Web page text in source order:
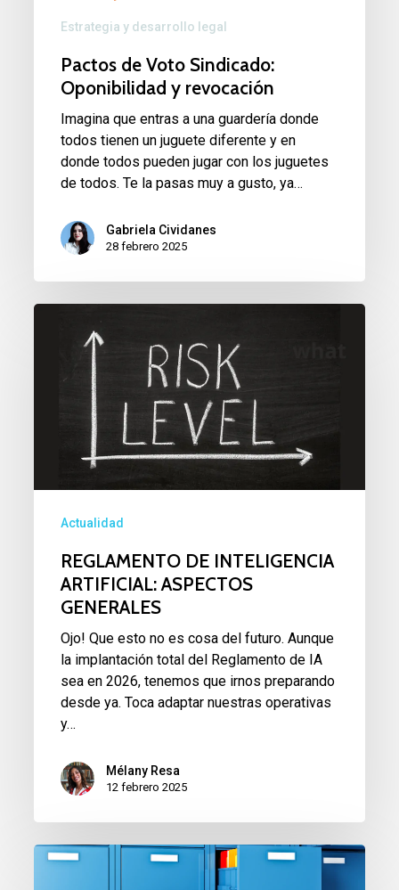
Estrategia y desarrollo legal
Pactos de Voto Sindicado:
Oponibilidad y revocación
Imagina que entras a una guardería donde
todos tienen un juguete diferente y en
donde todos pueden jugar con los juguetes
de todos. Te la pasas muy a gusto, ya…
Gabriela Cividanes
28 febrero 2025
INTELIGENCIA
ARTIFICIAL:
ASPECTOS
GENERALES
Actualidad
REGLAMENTO DE INTELIGENCIA
ARTIFICIAL: ASPECTOS
GENERALES
Ojo! Que esto no es cosa del futuro. Aunque
la implantación total del Reglamento de IA
sea en 2026, tenemos que irnos preparando
desde ya. Toca adaptar nuestras operativas
y…
Mélany Resa
12 febrero 2025